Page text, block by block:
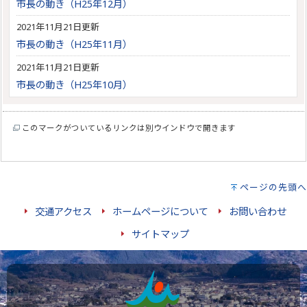
市長の動き（H25年12月）
2021年11月21日更新
市長の動き（H25年11月）
2021年11月21日更新
市長の動き（H25年10月）
このマークがついているリンクは別ウインドウで開きます
ページの先頭へ
交通アクセス ホームページについて
お問い合わせ
サイトマップ